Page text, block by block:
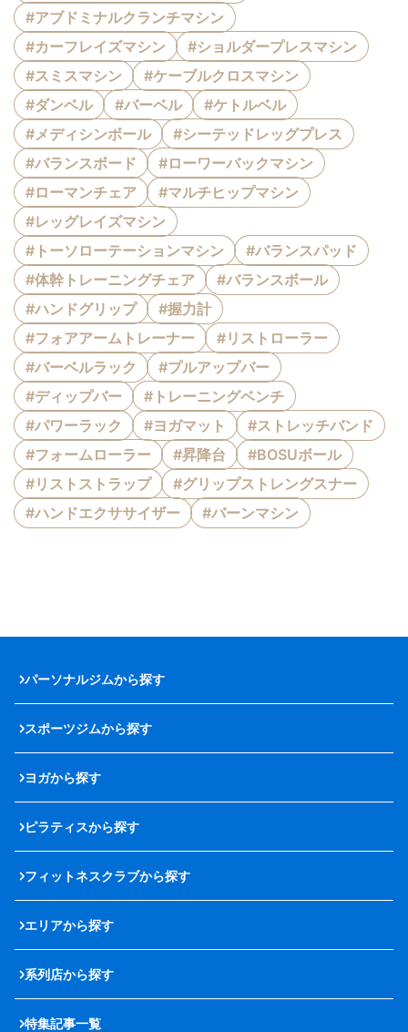
#アブドミナルクランチマシン
#カーフレイズマシン
#ショルダープレスマシン
#スミスマシン
#ケーブルクロスマシン
#ダンベル
#バーベル
#ケトルベル
#メディシンボール
#シーテッドレッグプレス
#バランスボード
#ローワーバックマシン
#ローマンチェア
#マルチヒップマシン
#レッグレイズマシン
#トーソローテーションマシン
#バランスパッド
#体幹トレーニングチェア
#バランスボール
#ハンドグリップ
#握力計
#フォアアームトレーナー
#リストローラー
#バーベルラック
#プルアップバー
#ディップバー
#トレーニングベンチ
#パワーラック
#ヨガマット
#ストレッチバンド
#フォームローラー
#昇降台
#BOSUボール
#リストストラップ
#グリップストレングスナー
#ハンドエクササイザー
#バーンマシン
パーソナルジムから探す
スポーツジムから探す
ヨガから探す
ピラティスから探す
フィットネスクラブから探す
エリアから探す
系列店から探す
特集記事一覧